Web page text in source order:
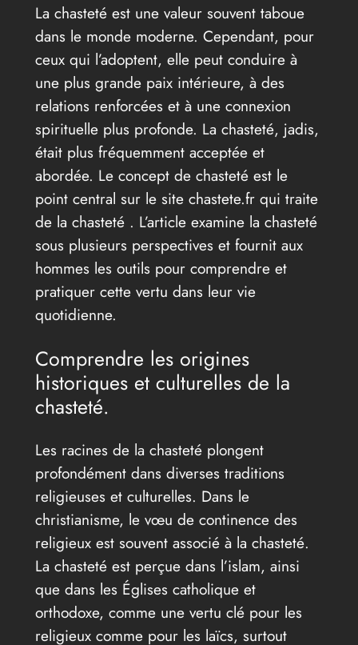
La chasteté est une valeur souvent taboue
dans le monde moderne. Cependant, pour
ceux qui l’adoptent, elle peut conduire à
une plus grande paix intérieure, à des
relations renforcées et à une connexion
spirituelle plus profonde. La chasteté, jadis,
était plus fréquemment acceptée et
abordée. Le concept de chasteté est le
point central sur le site chastete.fr qui traite
de la chasteté . L’article examine la chasteté
sous plusieurs perspectives et fournit aux
hommes les outils pour comprendre et
pratiquer cette vertu dans leur vie
quotidienne.
Comprendre les origines
historiques et culturelles de la
chasteté.
Les racines de la chasteté plongent
profondément dans diverses traditions
religieuses et culturelles. Dans le
christianisme, le vœu de continence des
religieux est souvent associé à la chasteté.
La chasteté est perçue dans l’islam, ainsi
que dans les Églises catholique et
orthodoxe, comme une vertu clé pour les
religieux comme pour les laïcs, surtout